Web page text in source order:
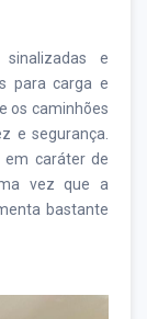
e
para carga e
os caminhões
e segurança.
em caráter de
vez que a
bastante